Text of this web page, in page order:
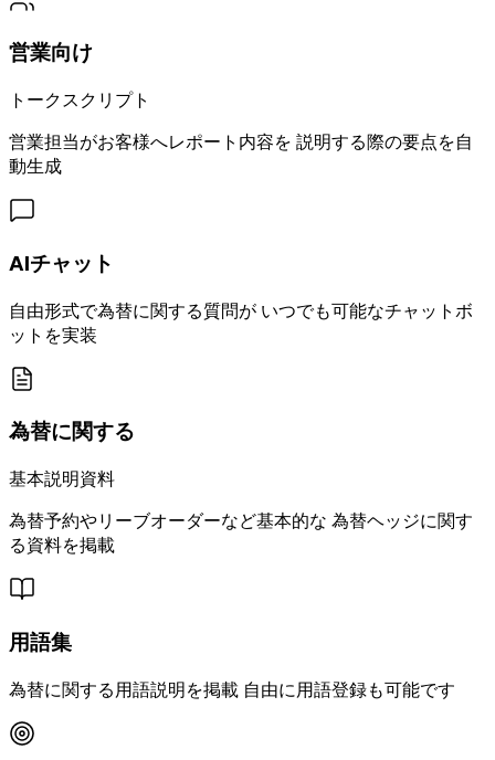
営業向け
トークスクリプト
営業担当がお客様へレポート内容を 説明する際の要点を自
動生成
AIチャット
自由形式で為替に関する質問が いつでも可能なチャットボ
ットを実装
為替に関する
基本説明資料
為替予約やリーブオーダーなど基本的な 為替ヘッジに関す
る資料を掲載
用語集
為替に関する用語説明を掲載 自由に用語登録も可能です